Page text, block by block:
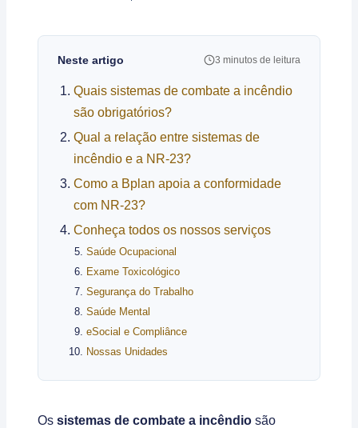
Neste artigo 3 minutos de leitura
Quais sistemas de combate a incêndio
são obrigatórios?
Qual a relação entre sistemas de
incêndio e a NR-23?
Como a Bplan apoia a conformidade
com NR-23?
Conheça todos os nossos serviços
Saúde Ocupacional
Exame Toxicológico
Segurança do Trabalho
Saúde Mental
eSocial e Compliânce
Nossas Unidades
Os sistemas de combate a incêndiosão